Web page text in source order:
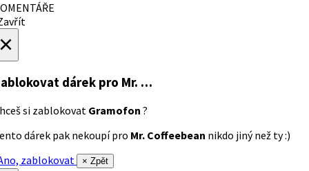
dárek pro Mr. …
si zablokovat Gramofon ?
dárek pak nekoupí pro Mr. Coffeebean nikdo jiný než ty :)
zablokovat
× Zpět